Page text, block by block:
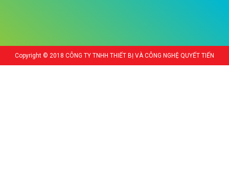
Copyright © 2018 CÔNG TY TNHH THIẾT BỊ VÀ CÔNG NGHỆ QUYẾT TIẾN